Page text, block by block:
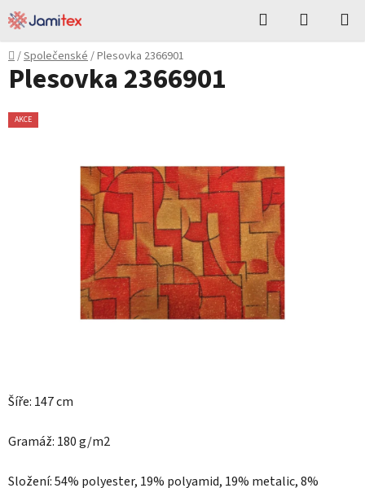
Přejít
na
obsah
Hledat
KOŠÍK
Domů
/Společenské/Plesovka 2366901
Šíře: 147 cm
Gramáž: 180 g/m2
Složení: 54% polyester, 19% polyamid, 19% metalic, 8%
Plesovka 2366901
AKCE